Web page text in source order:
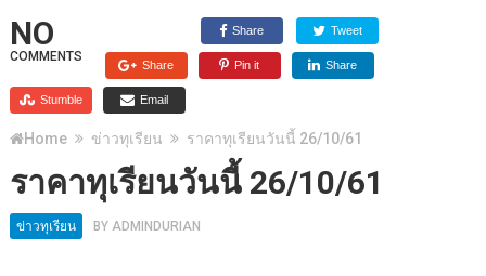
NO
COMMENTS
Share Tweet
Share Pin it Share
Stumble Email
Home ข่าวทุเรียน ราคาทุเรียนวันนี้ 26/10/61
ราคาทุเรียนวันนี้ 26/10/61
ข่าวทุเรียน BY ADMINDURIAN